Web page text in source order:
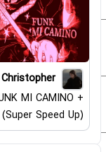
Christopher
MI CAMINO +
(Super Speed Up)